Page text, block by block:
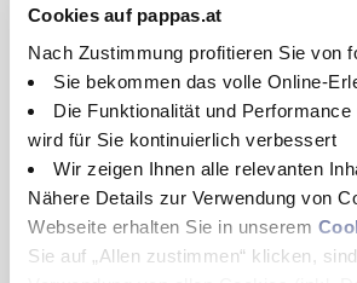
Cookies auf pappas.at
Nach Zustimmung profitieren Sie von
Sie bekommen das volle Online-
Die Funktionalität und
wird für Sie kontinuierlich verbessert
Wir zeigen Ihnen alle relevanten
Nähere Details zur Verwendung von
Webseite erhalten Sie in unserem
Sie auf „Allen zustimmen“ klicken,
MBUX Multimediasystem
Touchpad
EXTERIEUR
Aussenspiegel elektrisch anklappbar
EASY-PACK Heckklappe
Ablagefach in Mittelkonsole mit Rollo
Nach Ablauf von limitierten Laufzeiten können "Digital
entsprechende Fahrzeug angeboten werden.
Die Nutzung der "Digitalen Extras" setzt die dauerhafte
gültigen Fassung, die dauerhafte Verknüpfung von
Informationen zur Aktivierung einiger Digitaler Extras im
soweit zutreffend - die Freischaltung der Digitalen Extras
finden Sie in der Datenschutzerklärung für Digitale Extras.
Kommunikationsmoduls zum Mobilfunknetz einschließlich